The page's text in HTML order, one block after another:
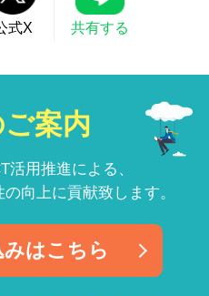
式X 共有する
案内
活用推進による、
向上に貢献致します。
はこちら